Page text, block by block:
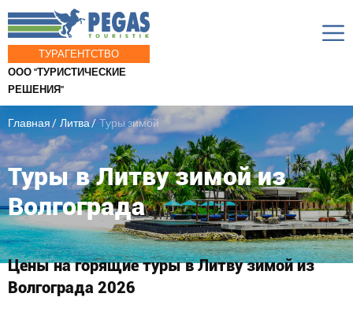
ТУРАГЕНТСТВО
ООО "ТУРИСТИЧЕСКИЕ
РЕШЕНИЯ"
Главная Литва Туры зимой
Туры в Литву зимой из
Волгограда
Цены на горящие туры в Литву зимой из
Волгограда 2026